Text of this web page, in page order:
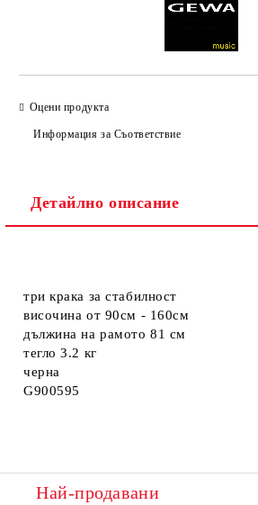
Оцени продукта
Информация за Съответствие
Детайлно описание
три крака за стабилност
височина от 90см - 160см
дължина на рамото 81 см
тегло 3.2 кг
черна
G900595
Най-продавани